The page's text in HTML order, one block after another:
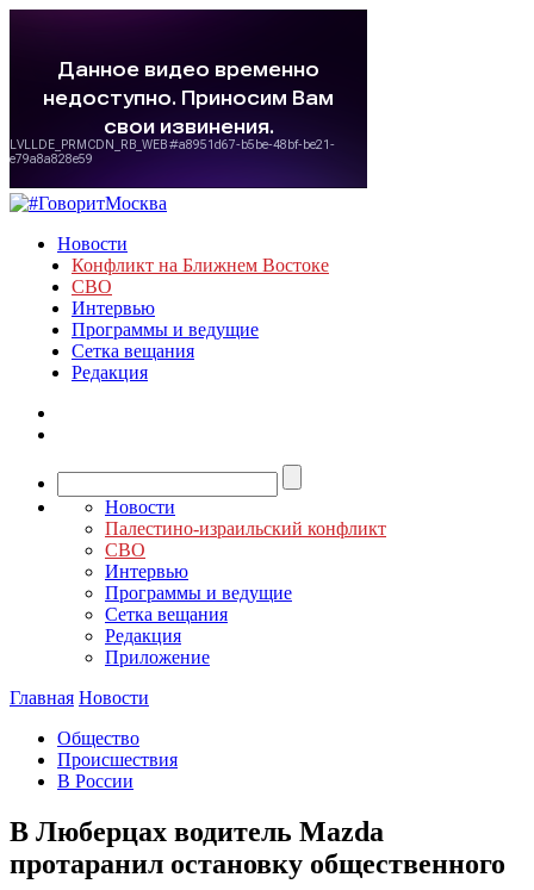
Новости
Конфликт на Ближнем Востоке
СВО
Интервью
Программы и ведущие
Сетка вещания
Редакция
Новости
Палестино-израильский конфликт
СВО
Интервью
Программы и ведущие
Сетка вещания
Редакция
Приложение
Главная Новости
Общество
Происшествия
В России
В Люберцах водитель Mazda
протаранил остановку общественного